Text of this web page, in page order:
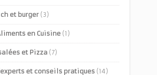
et burger (3)
en Cuisine (1)
et Pizza (7)
et conseils pratiques (14)